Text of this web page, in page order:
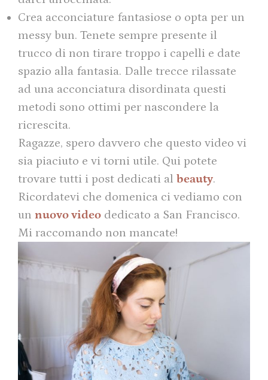
Crea acconciature fantasiose o opta per un
messy bun. Tenete sempre presente il
trucco di non tirare troppo i capelli e date
spazio alla fantasia. Dalle trecce rilassate
ad una acconciatura disordinata questi
metodi sono ottimi per nascondere la
ricrescita.
Ragazze, spero davvero che questo video vi
sia piaciuto e vi torni utile. Qui potete
trovare tutti i post dedicati al beauty.
Ricordatevi che domenica ci vediamo con
un nuovo video dedicato a San Francisco.
Mi raccomando non mancate!